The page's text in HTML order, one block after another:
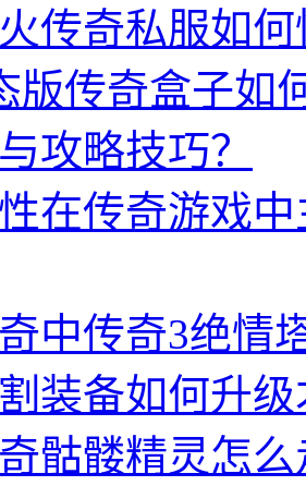
传奇私服如
版传奇盒子如
攻略技巧？
在传奇游戏
中传奇3绝情
装备如何升
骷髅精灵怎